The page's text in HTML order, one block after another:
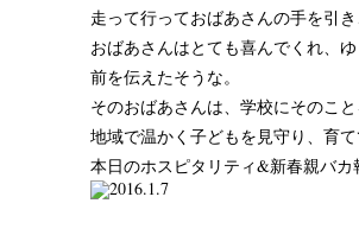
走って行っておばあさんの手を引
おばあさんはとても喜んでくれ、
前を伝えたそうな。
そのおばあさんは、学校にそのこ
地域で温かく子どもを見守り、育
本日のホスピタリティ&新春親バカ